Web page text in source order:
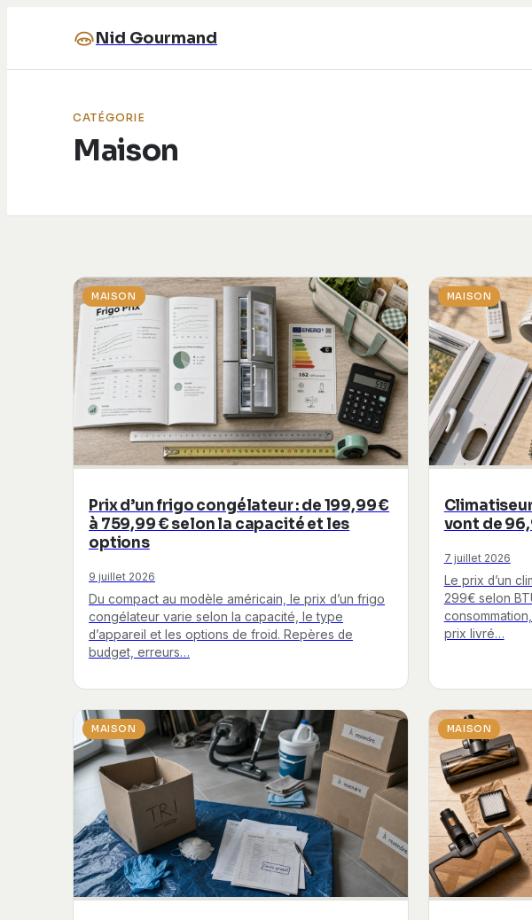
Nid Gourmand
CATÉGORIE
Maison
MAISON
Prix d’un frigo congélateur : de 199,99 €
à 759,99 € selon la capacité et les
options
9 juillet 2026
Du compact au modèle américain, le prix d’un frigo
congélateur varie selon la capacité, le type
d’appareil et les options de froid. Repères de
budget, erreurs…
MAISON
vont de
7 juillet 2026
Le prix d’un
299€ selon
prix livré…
MAISON MAISON